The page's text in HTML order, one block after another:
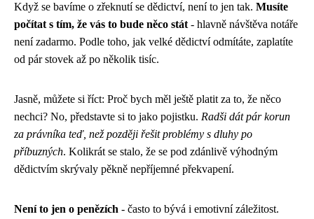
Když se bavíme o zřeknutí se dědictví, není to jen tak. Musíte
počítat s tím, že vás to bude něco stát - hlavně návštěva notáře
není zadarmo. Podle toho, jak velké dědictví odmítáte, zaplatíte
od pár stovek až po několik tisíc.
Jasně, můžete si říct: Proč bych měl ještě platit za to, že něco
nechci? No, představte si to jako pojistku. Radši dát pár korun
za právníka teď, než později řešit problémy s dluhy po
příbuzných. Kolikrát se stalo, že se pod zdánlivě výhodným
dědictvím skrývaly pěkně nepříjemné překvapení.
Není to jen o penězích - často to bývá i emotivní záležitost.